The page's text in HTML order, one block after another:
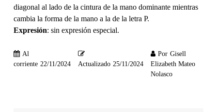
diagonal al lado de la cintura de la mano dominante mientras
cambia la forma de la mano a la de la letra P.
Expresión: sin expresión especial.
Al
corriente 22/11/2024 Actualizado 25/11/2024
Por Gisell
Elizabeth Mateo
Nolasco